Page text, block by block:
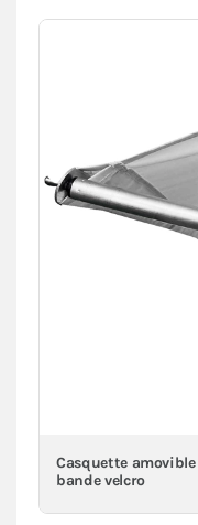
Casquette
bande velcro